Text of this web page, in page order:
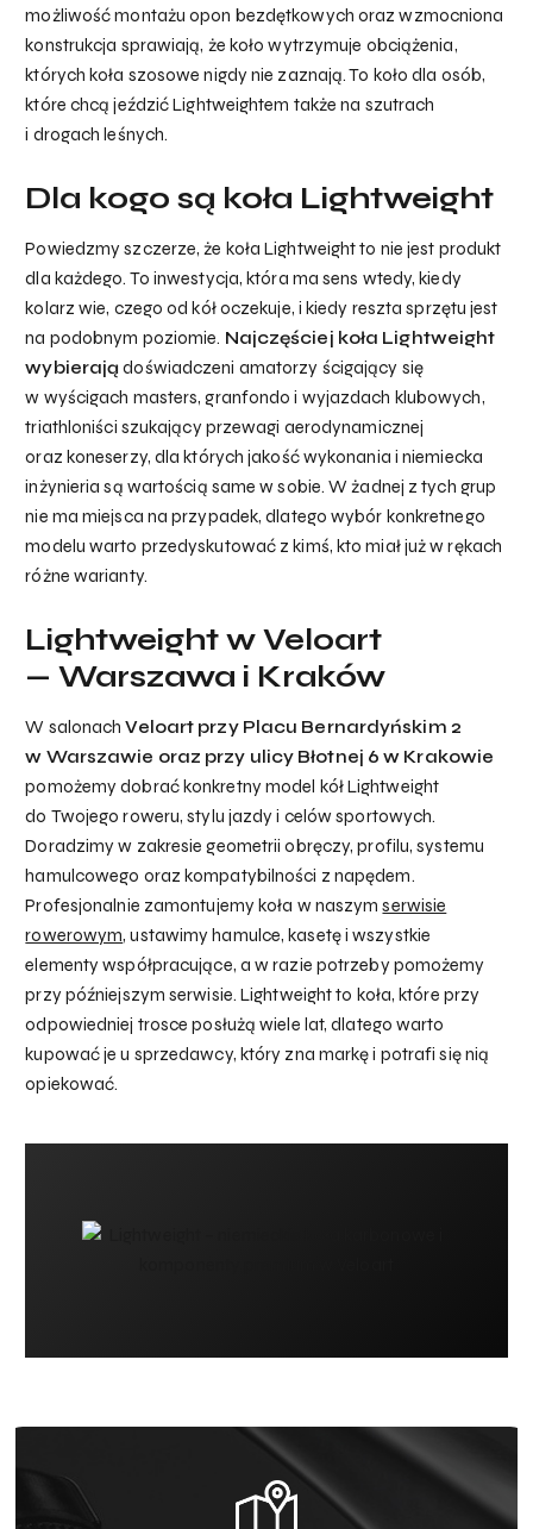
Brak produktów w koszyku.
go to shop
możliwość montażu opon bezdętkowych oraz wzmocniona
konstrukcja sprawiają, że koło wytrzymuje obciążenia,
których koła szosowe nigdy nie zaznają. To koło dla osób,
które chcą jeździć Lightweightem także na szutrach
i drogach leśnych.
Dla kogo są koła Lightweight
Powiedzmy szczerze, że koła Lightweight to nie jest produkt
dla każdego. To inwestycja, która ma sens wtedy, kiedy
kolarz wie, czego od kół oczekuje, i kiedy reszta sprzętu jest
na podobnym poziomie. Najczęściej koła Lightweight
wybierają doświadczeni amatorzy ścigający się
w wyścigach masters, granfondo i wyjazdach klubowych,
triathloniści szukający przewagi aerodynamicznej
oraz koneserzy, dla których jakość wykonania i niemiecka
inżynieria są wartością same w sobie. W żadnej z tych grup
nie ma miejsca na przypadek, dlatego wybór konkretnego
modelu warto przedyskutować z kimś, kto miał już w rękach
różne warianty.
Lightweight w Veloart
— Warszawa i Kraków
W salonachVeloart przy Placu Bernardyńskim 2
w Warszawie oraz przy ulicy Błotnej 6 w Krakowie
pomożemy dobrać konkretny model kół Lightweight
do Twojego roweru, stylu jazdy i celów sportowych.
Doradzimy w zakresie geometrii obręczy, profilu, systemu
hamulcowego oraz kompatybilności z napędem.
Profesjonalnie zamontujemy koła w naszymserwisie
rowerowym, ustawimy hamulce, kasetę i wszystkie
elementy współpracujące, a w razie potrzeby pomożemy
przy późniejszym serwisie. Lightweight to koła, które przy
odpowiedniej trosce posłużą wiele lat, dlatego warto
kupować je u sprzedawcy, który zna markę i potrafi się nią
opiekować.